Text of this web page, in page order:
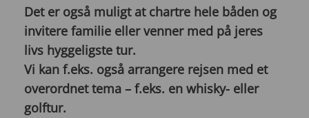
Det er også muligt at chartre hele båden og
invitere familie eller venner med på jeres
livs hyggeligste tur.
Vi kan f.eks. også arrangere rejsen med et
overordnet tema – f.eks. en whisky- eller
golftur.